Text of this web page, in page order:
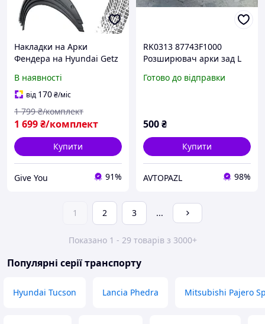
Накладки на Арки
Фендера на Hyundai Getz
расширители арок
В наявності
від 170₴/міс
1 699₴/комплект
1 799 ₴/комплект
Купити
Give You 91%
RK0313 87743F1000
Розширювач арки зад L
Hyundai/Kia Sportage 4
Готово до відправки
500₴
Купити
AVTOPAZL 98%
1 2 3 ...
Показано 1 - 29 товарів з 3000+
Популярні серії транспорту
Hyundai Tucson Lancia Phedra Mitsubishi Pajero